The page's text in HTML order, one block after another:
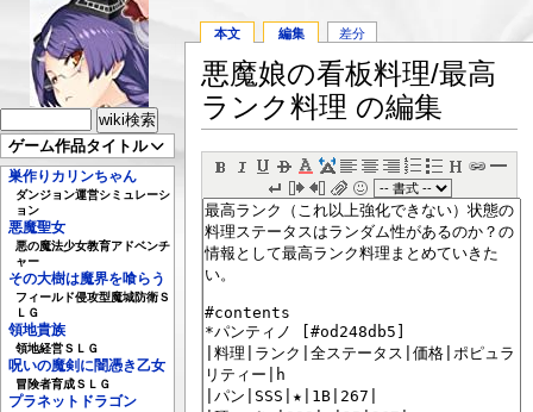
ゲーム作品タイトル
巣作りカリンちゃん
ダンジョン運営シミュレーシ
ョン
悪魔聖女
悪の魔法少女教育アドベンチ
ャー
その大樹は魔界を喰らう
フィールド侵攻型魔城防衛Ｓ
ＬＧ
領地貴族
領地経営ＳＬＧ
呪いの魔剣に闇憑き乙女
冒険者育成ＳＬＧ
プラネットドラゴン
本文 編集 差分
悪魔娘の看板料理/最高
ランク料理 の編集